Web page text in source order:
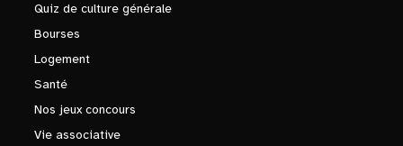
Quiz de culture générale
Bourses
Logement
Santé
Nos jeux concours
Vie associative